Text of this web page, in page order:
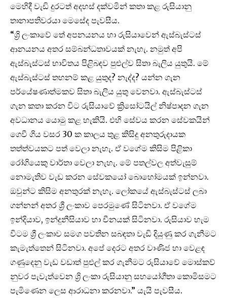
මෙහිදී වැඩි දුරටත් අදහස් දක්වමින් කතා කළ රුසියානු
තානාපතිවරයා මෙසේද පැවසීය.
“ශ්‍රි ලංකාවේ තේ අපනයනය හා රුසියාවෙන් ඇස්බැස්ටස්
ආනයනය අතර සම්බන්ධතාවයක් නැහැ. නමුත් අපි
ඇස්බැස්ටස් භාවිතය පිළිබඳව පුළුල්ව සිතා බැලිය යුතුයි. මේ
ඇස්බැස්ටස් තහනම් කළ යුතුද? නැද්ද? යන්න ගැන
පර්යේෂණාත්මකව සිතා බැලිය යුතු වෙනවා. ඇස්බැස්ටස්
ගැන කතා කරන විට රුසියාවේ ක්‍රිසෝටයිල් නිෂ්පාදන ගැන
අවධානය යොමු කළ හැකියි. එහි සේවය කරන සේවකයින්
ගෙවී ගිය වසර 30 ක කාලය තුළ කිසිදු අනතුරුදායක
තත්ත්වයකට පත් වෙලා නැහැ. ඒ වගේම කිසිම පිළිකා
රෝගියෙකු වාර්තා වෙලා නැහැ. මේ පතල්වල අත්වැසුම්
නොමැතිව වැඩ කරන සේවකයෝ බොහෝමයක් ඉන්නවා.
ඔවුන්ට කිසිම අනතුරක් නැහැ. ලෝකයේ ඇස්බැස්ටස් ලබා
ගන්නන් අතර ශ්‍රී ලංකාව පෙරමුණේ සිටිනවා. ඒ වගේම
ඉන්දියාව, ඉන්දුනීසියාව හා චීනයක් සිටිනවා. රුසියාව හැම
විටම ශ්‍රී ලංකාව සමග පවතින සබඳතා වැඩි දියුණු කර ගැනීමට
කැමැත්තෙන් සිටිනවා. අපේ දෙරට අතර වාණිජ හා වෙළඳ
ගණුදෙනු වැඩ වඩාත් පුළුල් කර ගැනීමට රුසියාවේ මොස්කව්
නුවර පැවැත්වෙන ශ්‍රි ලංකා රුසියානු සහයෝගීතා කොමිසමට
පැමිණෙන ලෙස ආරාධනා කරනවා.” යැයි පැවසීය.